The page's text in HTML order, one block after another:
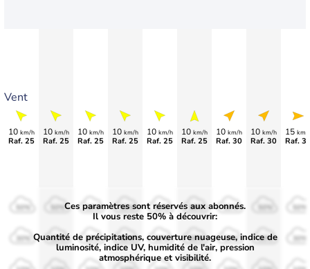
Vent
10 km/h
Raf. 25
10 km/h
Raf. 25
10 km/h
Raf. 25
10 km/h
Raf. 25
10 km/h
Raf. 25
10 km/h
Raf. 25
10 km/h
Raf. 30
10 km/h
Raf. 30
15 km/
Raf.
50%
30%
50%
30%
50%
30%
50%
30%
50%
30%
50%
30%
50%
30% 30% 30%
Ces paramètres sont réservés aux abonnés.
Il vous reste 50% à découvrir:
Quantité de précipitations, couverture nuageuse, indice de
luminosité, indice UV, humidité de l'air, pression
atmosphérique et visibilité.